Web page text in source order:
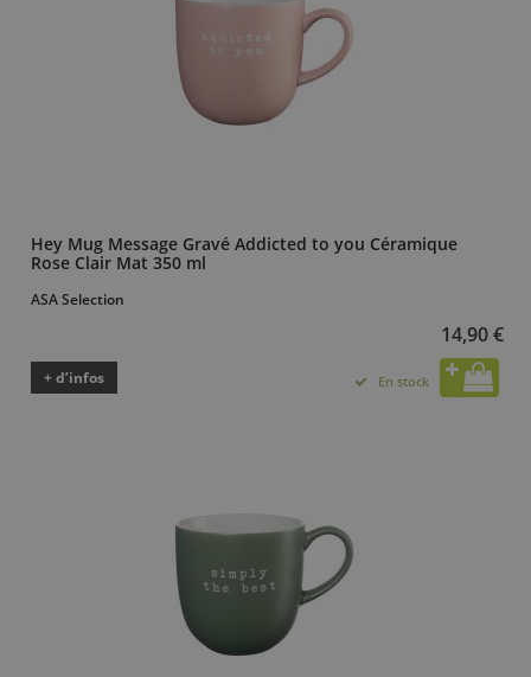
Hey Mug Message Gravé Addicted to you Céramique
Rose Clair Mat 350 ml
ASA Selection
14,90 €
+ d’infos En stock